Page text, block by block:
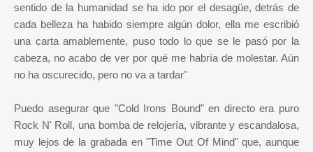
sentido de la humanidad se ha ido por el desagüe, detrás de
cada belleza ha habido siempre algún dolor, ella me escribió
una carta amablemente, puso todo lo que se le pasó por la
cabeza, no acabo de ver por qué me habría de molestar. Aún
no ha oscurecido, pero no va a tardar"
Puedo asegurar que "Cold Irons Bound" en directo era puro
Rock N' Roll, una bomba de relojería, vibrante y escandalosa,
muy lejos de la grabada en "Time Out Of Mind" que, aunque